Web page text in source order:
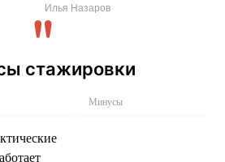
Илья Назаров
стажировки
Минусы